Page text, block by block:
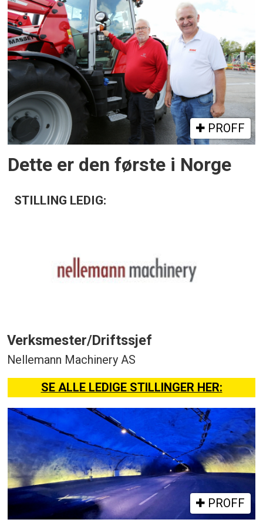
PROFF
Dette er den første i Norge
STILLING LEDIG:
Verksmester/Driftssjef
Nellemann Machinery AS
SE ALLE LEDIGE STILLINGER HER:
PROFF